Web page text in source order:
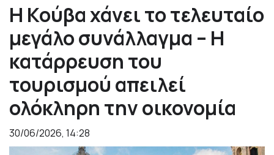
Η Κούβα χάνει το τελευταίο
μεγάλο συνάλλαγμα – Η
κατάρρευση του
τουρισμού απειλεί
ολόκληρη την οικονομία
30/06/2026, 14:28